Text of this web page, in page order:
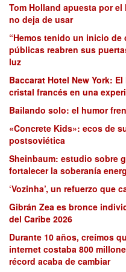
Tom Holland apuesta por
no deja de usar
“Hemos tenido un inicio
públicas reabren sus
luz
Baccarat Hotel New York:
cristal francés en una
Bailando solo: el humor
«Concrete Kids»: ecos de
postsoviética
Sheinbaum: estudio sobre
fortalecer la soberanía
‘Vozinha’, un refuerzo que
Gibrán Zea es bronce
del Caribe 2026
Durante 10 años, creímos
internet costaba 800
récord acaba de cambiar